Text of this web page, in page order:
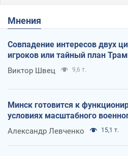
Мнения
Совпадение интересов двух
игроков или тайный план
Виктор Швец 9,6 т.
Минск готовится к
условиях масштабного
Александр Левченко 15,1 т.